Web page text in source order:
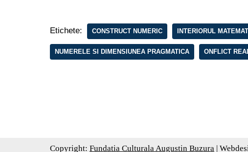
Etichete: CONSTRUCT NUMERIC INTERIORUL
NUMERELE SI DIMENSIUNEA PRAGMATICA ONFLICT
Copyright: Fundatia Culturala Augustin Buzura |